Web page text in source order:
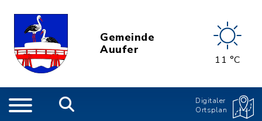
Gemeinde
Auufer
11 °C
Digitaler
Ortsplan